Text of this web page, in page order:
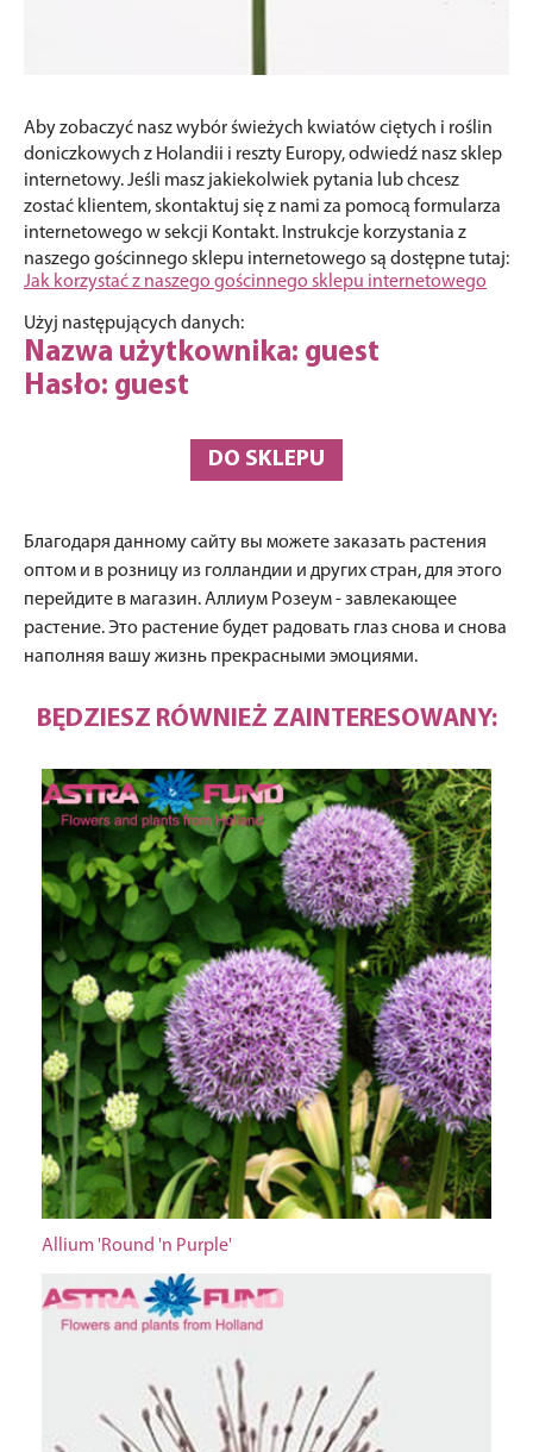
Aby zobaczyć nasz wybór świeżych kwiatów ciętych i roślin
doniczkowych z Holandii i reszty Europy, odwiedź nasz sklep
internetowy. Jeśli masz jakiekolwiek pytania lub chcesz
zostać klientem, skontaktuj się z nami za pomocą formularza
internetowego w sekcji Kontakt. Instrukcje korzystania z
naszego gościnnego sklepu internetowego są dostępne tutaj:
Jak korzystać z naszego gościnnego sklepu internetowego
Użyj następujących danych:
Nazwa użytkownika: guest
Hasło: guest
DO SKLEPU
Благодаря данному сайту вы можете заказать растения
оптом и в розницу из голландии и других стран, для этого
перейдите в магазин. Аллиум Розеум - завлекающее
растение. Это растение будет радовать глаз снова и снова
наполняя вашу жизнь прекрасными эмоциями.
BĘDZIESZ RÓWNIEŻ ZAINTERESOWANY:
Allium 'Round 'n Purple'